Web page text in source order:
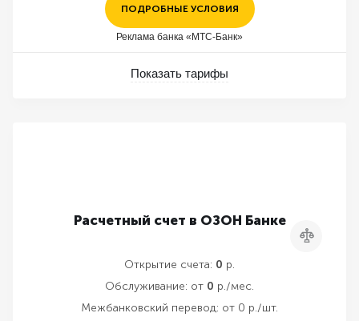
ПОДРОБНЫЕ УСЛОВИЯ
Реклама банка «МТС-Банк»
Показать тарифы
Расчетный счет в ОЗОН Банке
Сравнить
Открытие счета: 0 р.
Обслуживание: от 0 р./мес.
Межбанковский перевод: от 0 р./шт.